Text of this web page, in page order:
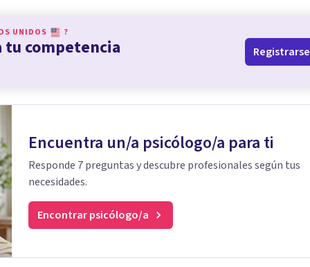
UNIDOS ?
tu competencia
Registrarse
Encuentra un/a psicólogo/a para ti
Responde 7 preguntas y descubre profesionales según tus
necesidades.
Encontrar psicólogo/a